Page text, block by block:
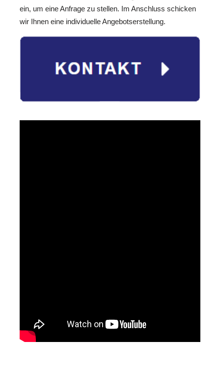
ein, um eine Anfrage zu stellen. Im Anschluss schicken
wir Ihnen eine individuelle Angebotserstellung.